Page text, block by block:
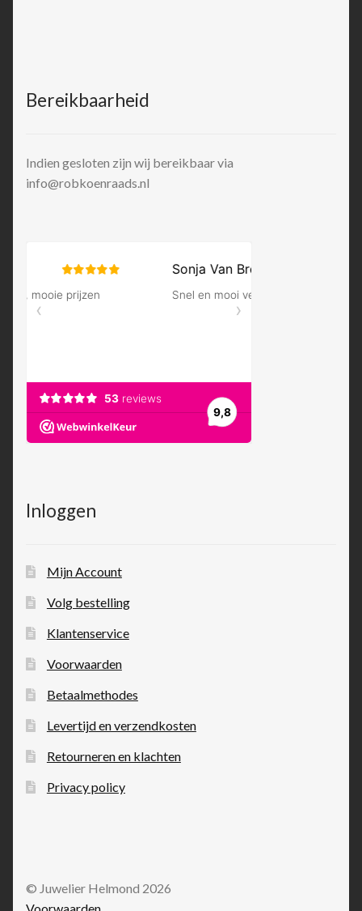
Bereikbaarheid
Indien gesloten zijn wij bereikbaar via
info@robkoenraads.nl
Inloggen
Mijn Account
Volg bestelling
Klantenservice
Voorwaarden
Betaalmethodes
Levertijd en verzendkosten
Retourneren en klachten
Privacy policy
© Juwelier Helmond 2026